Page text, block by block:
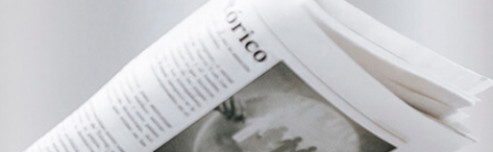
AGENCIA DE
OFERTAS Y